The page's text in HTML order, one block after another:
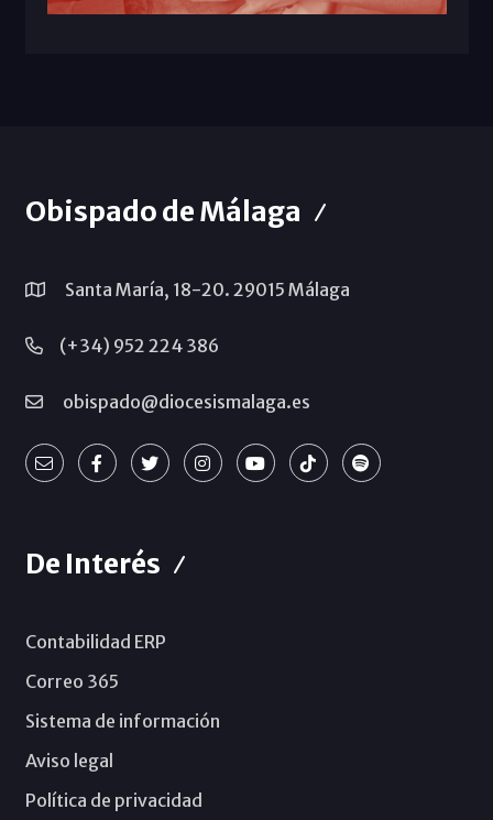
Obispado de Málaga
Santa María, 18-20. 29015 Málaga
(+34) 952 224 386
obispado@diocesismalaga.es
De Interés
Contabilidad ERP
Correo 365
Sistema de información
Aviso legal
Política de privacidad